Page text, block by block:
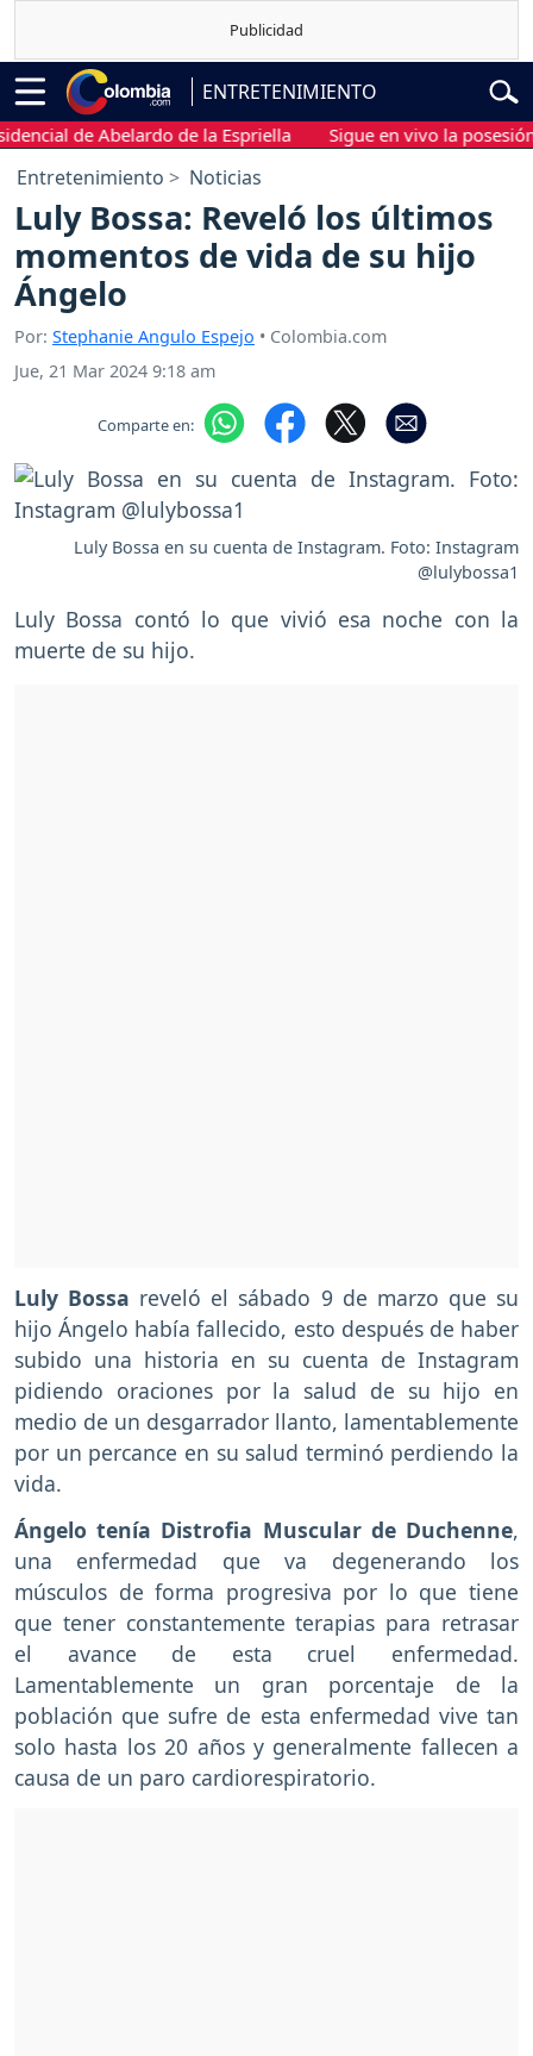
ENTRETENIMIENTO
de Abelardo de la Espriella Sigue en vivo la posesión
Entretenimiento Noticias
Luly Bossa: Reveló los últimos
momentos de vida de su hijo
Ángelo
Por: Stephanie Angulo Espejo • Colombia.com
Jue, 21 Mar 2024 9:18 am
Comparte en:
Luly Bossa en su cuenta de Instagram. Foto: Instagram
@lulybossa1
Luly Bossa contó lo que vivió esa noche con la
muerte de su hijo.
Luly Bossa reveló el sábado 9 de marzo que su
hijo Ángelo había fallecido, esto después de haber
subido una historia en su cuenta de Instagram
pidiendo oraciones por la salud de su hijo en
medio de un desgarrador llanto, lamentablemente
por un percance en su salud terminó perdiendo la
vida.
Ángelo tenía Distrofia Muscular de Duchenne,
una enfermedad que va degenerando los
músculos de forma progresiva por lo que tiene
que tener constantemente terapias para retrasar
el avance de esta cruel enfermedad.
Lamentablemente un gran porcentaje de la
población que sufre de esta enfermedad vive tan
solo hasta los 20 años y generalmente fallecen a
causa de un paro cardiorespiratorio.